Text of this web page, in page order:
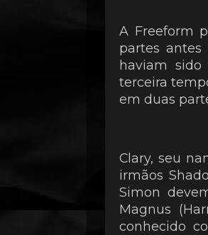
A Freeform
partes
haviam
terceira
em duas
Clary, seu
irmãos
Simon
Magnus
conhecido